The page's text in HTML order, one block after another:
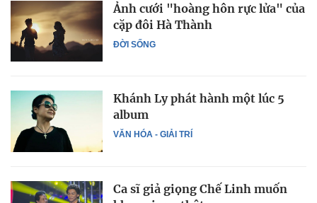
ĐỜI SỐNG
Ảnh cưới "hoàng hôn rực lửa" của
cặp đôi Hà Thành
VĂN HÓA - GIẢI TRÍ
Khánh Ly phát hành một lúc 5
album
Ca sĩ giả giọng Chế Linh muốn